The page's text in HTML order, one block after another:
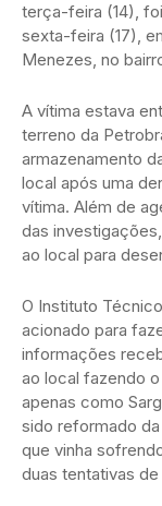
terça-feira (14),
sexta-feira (17),
Menezes, no
A vítima estava
terreno da
armazenamento
local após uma
vítima. Além de
das
ao local para
O Instituto
acionado para
informações
ao local fazendo
apenas como
sido reformado
que vinha
duas tentativas